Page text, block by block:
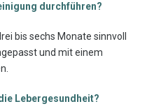
durchführen?
bis sechs Monate sinnvoll
und mit einem
Lebergesundheit?